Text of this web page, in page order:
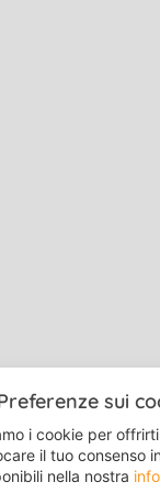
sui
i cookie per
il tuo consenso
nella nostra